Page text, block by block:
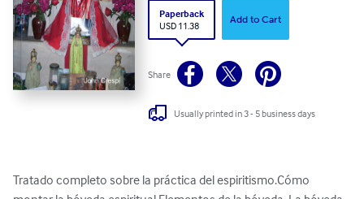
Paperback
USD 11.38
Add to Cart
Share
Usually printed in 3 - 5 business days
Tratado completo sobre la práctica del espiritismo.Cómo